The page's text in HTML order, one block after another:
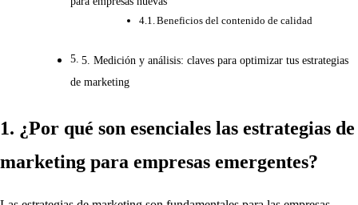
Beneficios del contenido de calidad
5. Medición y análisis: claves para optimizar tus estrategias
de marketing
1. ¿Por qué son esenciales las estrategias de
marketing para empresas emergentes?